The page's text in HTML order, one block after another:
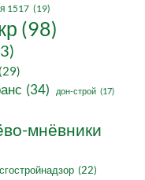
1517 (19)
(98)
(29)
(34) дон-строй (17)
мнёвники
(22)